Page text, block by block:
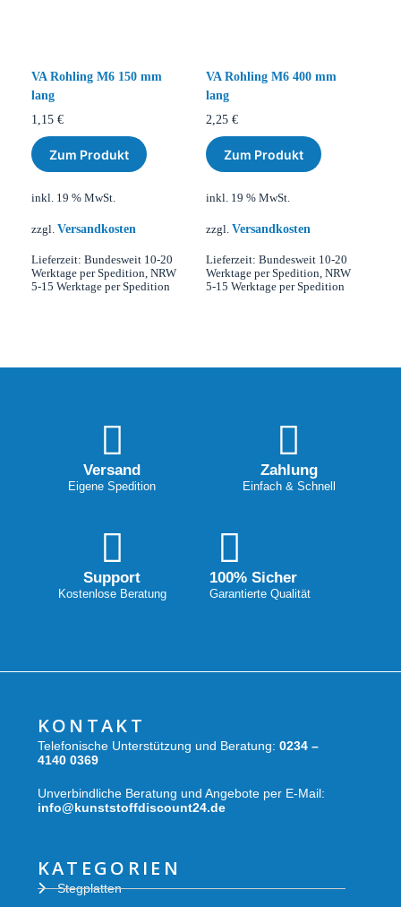
VA Rohling M6 150 mm
lang
1,15 €
Zum Produkt
inkl. 19 % MwSt.
zzgl. Versandkosten
Lieferzeit: Bundesweit 10-20
Werktage per Spedition, NRW
5-15 Werktage per Spedition
VA Rohling M6 400 mm
lang
2,25 €
Zum Produkt
inkl. 19 % MwSt.
zzgl. Versandkosten
Lieferzeit: Bundesweit 10-20
Werktage per Spedition, NRW
5-15 Werktage per Spedition
Versand
Eigene Spedition
Zahlung
Einfach & Schnell
Support
Kostenlose Beratung
100% Sicher
Garantierte Qualität
KONTAKT
Telefonische Unterstützung und Beratung: 0234 –
4140 0369
Unverbindliche Beratung und Angebote per E-Mail:
info@kunststoffdiscount24.de
KATEGORIEN
Stegplatten